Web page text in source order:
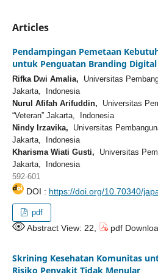
Articles
Pendampingan Pemetaan
untuk Penguatan Branding
Rifka Dwi Amalia, Universitas
Jakarta, Indonesia
Nurul Afifah Arifuddin, Universitas
“Veteran” Jakarta, Indonesia
Nindy Irzavika, Universitas
Jakarta, Indonesia
Kharisma Wiati Gusti, Universitas
Jakarta, Indonesia
592-601
DOI : https://doi.org/10.70340/
pdf
Abstract View: 22, pdf
Skrining Kesehatan Komunitas
Risiko Penyakit Tidak Menular